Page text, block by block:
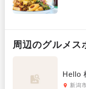
周辺のグルメ ス
Hello
新潟